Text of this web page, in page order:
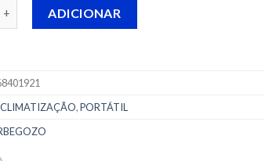
ADICIONAR
CLIMATIZAÇÃO,PORTÁTIL